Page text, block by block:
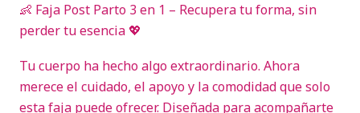
👶 Faja Post Parto 3 en 1 – Recupera tu forma, sin
perder tu esencia 💖
Tu cuerpo ha hecho algo extraordinario. Ahora
merece el cuidado, el apoyo y la comodidad que solo
esta faja puede ofrecer. Diseñada para acompañarte